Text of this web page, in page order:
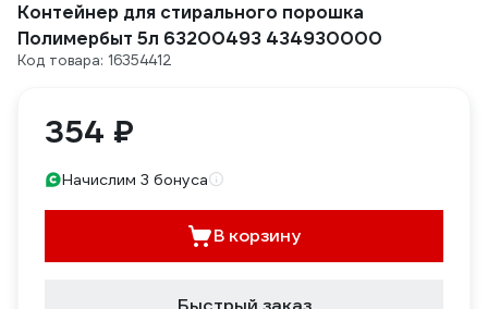
Контейнер для стирального порошка
Полимербыт 5л 63200493 434930000
Код товара: 16354412
354 ₽
Начислим 3 бонуса
В корзину